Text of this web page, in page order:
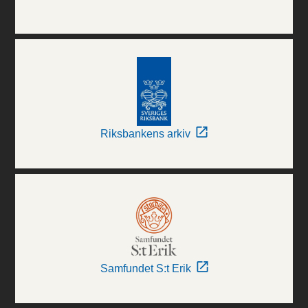
Riksbankens arkiv
Samfundet S:t Erik